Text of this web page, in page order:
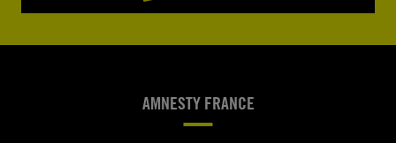
AMNESTY FRANCE